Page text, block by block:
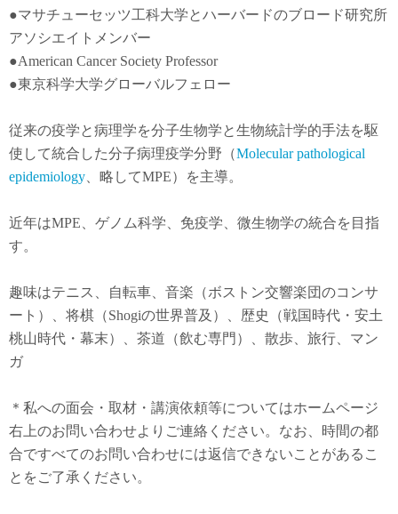
●マサチューセッツ工科大学とハーバードのブロード研究所
アソシエイトメンバー
●American Cancer Society Professor
●東京科学大学グローバルフェロー
従来の疫学と病理学を分子生物学と生物統計学的手法を駆
使して統合した分子病理疫学分野（Molecular pathological
epidemiology 、略してMPE）を主導。
近年はMPE 、ゲノム科学、免疫学、微生物学の統合を目指
す。
趣味はテニス、自転車、音楽（ボストン交響楽団のコンサ
ート）、将棋（Shogiの世界普及）、歴史（戦国時代・安土
桃山時代・幕末）、茶道（飲む専門）、散歩、旅行、マン
ガ
＊私への面会・取材・講演依頼等についてはホームページ
右上のお問い合わせよりご連絡ください。なお、時間の都
合ですべてのお問い合わせには返信できないことがあるこ
とをご了承ください。